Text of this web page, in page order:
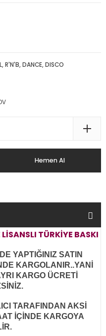
R'N'B, DANCE, DISCO
Hemen Al
TÜRKİYE BASKI
YAPTIĞINIZ SATIN
KARGOLANIR..YANİ
KARGO ÜCRETİ
TARAFINDAN AKSİ
İÇİNDE KARGOYA
.